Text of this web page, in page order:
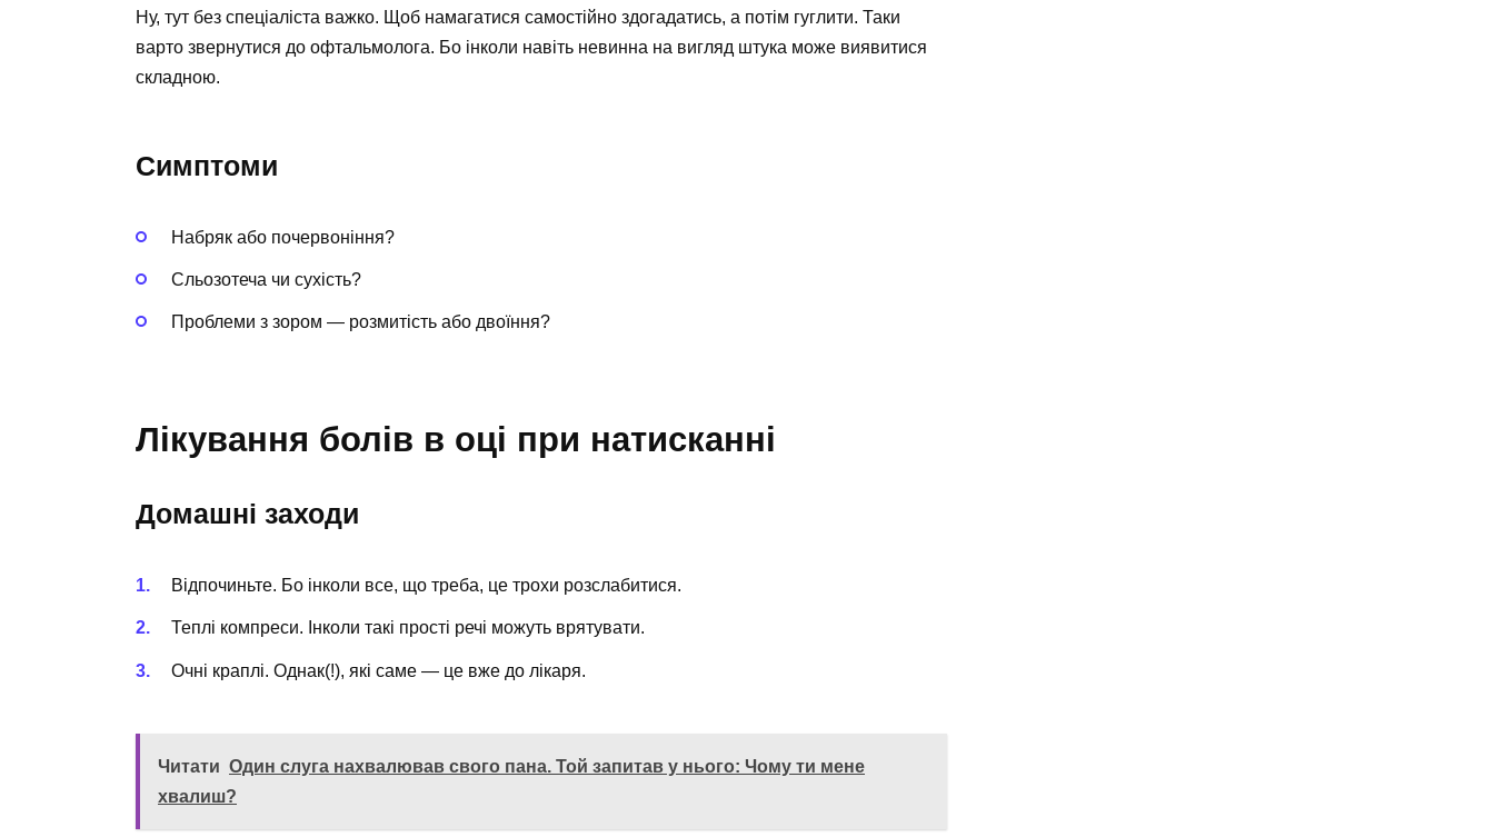
Ну, тут без спеціаліста важко. Щоб намагатися самостійно здогадатись, а потім гуглити. Таки
варто звернутися до офтальмолога. Бо інколи навіть невинна на вигляд штука може виявитися
складною.
Симптоми
Набряк або почервоніння?
Сльозотеча чи сухість?
Проблеми з зором — розмитість або двоїння?
Лікування болів в оці при натисканні
Домашні заходи
Відпочиньте. Бо інколи все, що треба, це трохи розслабитися.
Теплі компреси. Інколи такі прості речі можуть врятувати.
Очні краплі. Однак(!), які саме — це вже до лікаря.
Читати Один слуга нахвалював свого пана. Той запитав у нього: Чому ти мене
хвалиш?